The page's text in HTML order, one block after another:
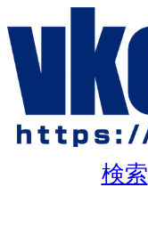
検索